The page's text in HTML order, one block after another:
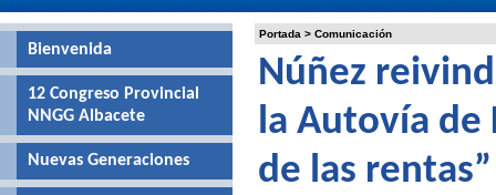
Portada > Comunicación
Núñez
la Autovía de
de las rentas”
Bienvenida
12 Congreso Provincial
NNGG Albacete
Nuevas Generaciones